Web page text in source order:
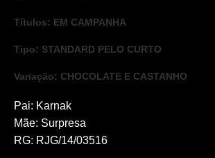
Títulos: EM CAMPANHA
Tipo: STANDARD PELO CURTO
Variação: CHOCOLATE E CASTANHO
Pai: Karnak
Mãe: Surpresa
RG: RJG/14/03516